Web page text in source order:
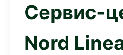
Сервис-
Nord